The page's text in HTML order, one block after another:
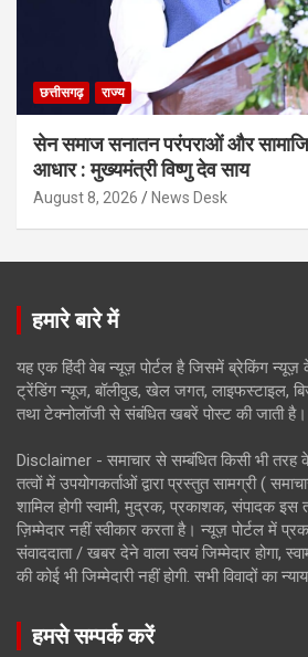
छत्तीसगढ़ राज्य
सेन समाज सनातन परंपराओं और
आधार : मुख्यमंत्री विष्णु देव साय
August 8, 2026 News Desk
हमारे बारे में
यह एक हिंदी वेब न्यूज़ पोर्टल है जिसमें ब्रेकिंग न्यूज़
ट्रेंडिंग न्यूज, बॉलीवुड, खेल जगत, लाइफस्टाइल,
तथा टेक्नोलॉजी से संबंधित खबरें पोस्ट की जाती है।
Disclaimer - समाचार से सम्बंधित किसी भी
तत्वों में उपयोगकर्ताओं द्वारा प्रस्तुत सामग्री (
शामिल होगी स्वामी, मुद्रक, प्रकाशक, संपादक इस
ज़िम्मेदार नहीं स्वीकार करता है। न्यूज़ पोर्टल में
संवाददाता / खबर देने वाला स्वयं जिम्मेदार होगा,
की कोई भी जिम्मेदारी नहीं होगी. सभी विवादों का
हमसे सम्पर्क करें